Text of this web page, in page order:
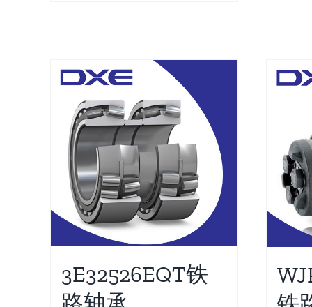
3E32526EQT铁